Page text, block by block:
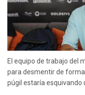
El equipo de trabajo del
para desmentir de
púgil estaría esquivando